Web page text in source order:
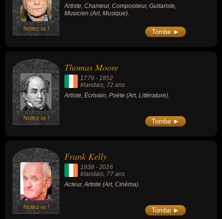
Notez-le !
Artiste, Chanteur, Compositeur, Guitariste,
Musicien (Art, Musique).
Tombe ►
Notez-le !
Thomas Moore
1779 - 1852
Irlandais , 72 ans
Artiste, Écrivain, Poète (Art, Littérature).
Tombe ►
Notez-le !
Frank Kelly
1938 - 2016
Irlandais, 77 ans
Acteur, Artiste (Art, Cinéma).
Tombe ►